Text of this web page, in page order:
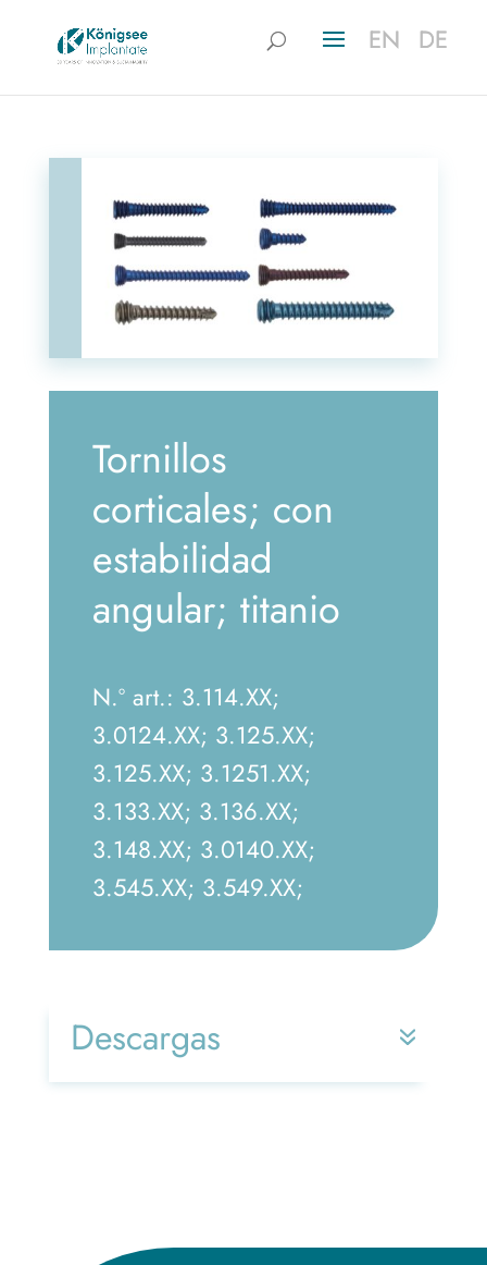
EN DE
EN DE
Tornillos
corticales; con
estabilidad
angular; titanio
N.º art.: 3.114.XX;
3.0124.XX; 3.125.XX;
3.125.XX; 3.1251.XX;
3.133.XX; 3.136.XX;
3.148.XX; 3.0140.XX;
3.545.XX; 3.549.XX;
Descargas